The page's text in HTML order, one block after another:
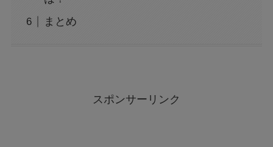
まとめ
スポンサーリンク